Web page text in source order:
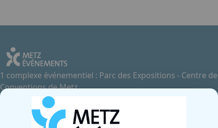
1 complexe événementiel : Parc des Expositions - Centre de
Conventions de Metz
Contactez-nous
+33 3 87 55 66 00